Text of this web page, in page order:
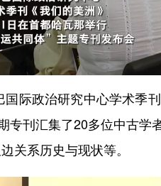
政治研究中心学术季刊
专刊汇集了20多位中古学
关系历史与现状等。